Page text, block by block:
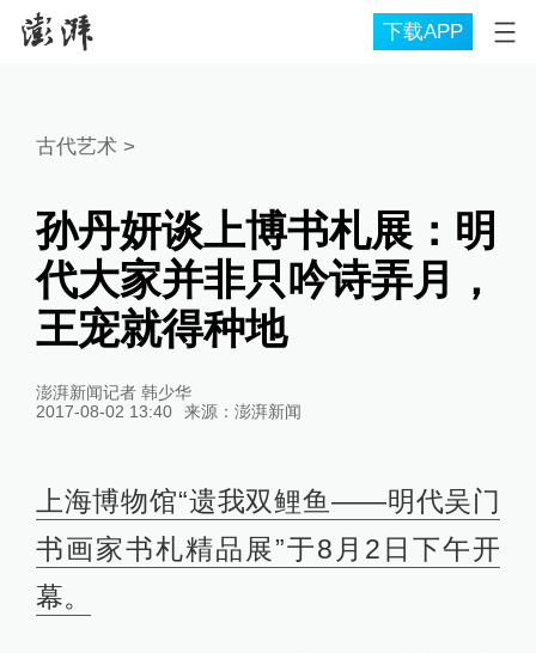
下载APP
古代艺术>
孙丹妍谈上博书札展：明
代大家并非只吟诗弄月，
王宠就得种地
澎湃新闻记者 韩少华
2017-08-02 13:40
来源： 澎湃新闻
上海博物馆“遗我双鲤鱼——明代吴门
书画家书札精品展”于8月2日下午开
幕。